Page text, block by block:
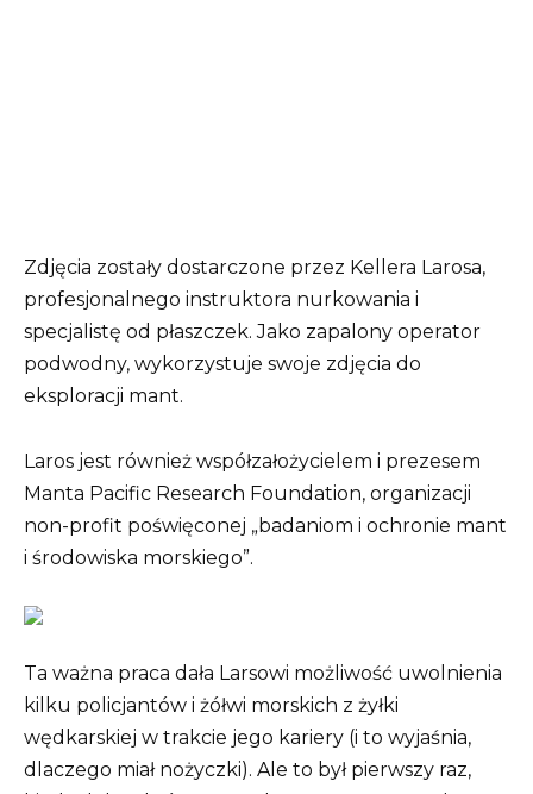
Zdjęcia zostały dostarczone przez Kellera Larosa,
profesjonalnego instruktora nurkowania i
specjalistę od płaszczek. Jako zapalony operator
podwodny, wykorzystuje swoje zdjęcia do
eksploracji mant.
Laros jest również współzałożycielem i prezesem
Manta Pacific Research Foundation, organizacji
non-profit poświęconej „badaniom i ochronie mant
i środowiska morskiego”.
Ta ważna praca dała Larsowi możliwość uwolnienia
kilku policjantów i żółwi morskich z żyłki
wędkarskiej w trakcie jego kariery (i to wyjaśnia,
dlaczego miał nożyczki). Ale to był pierwszy raz,